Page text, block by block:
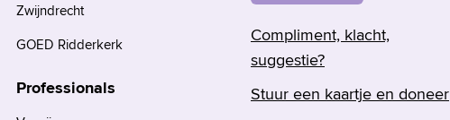
Compliment, klacht,
suggestie?
Stuur een kaartje en doneer
Zwijndrecht
GOED Ridderkerk
Professionals